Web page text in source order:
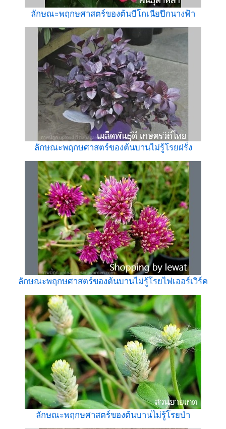
ลักษณะพฤกษศาสตร์ของต้นบีโกเนียปีกนางฟ้า
ลักษณะพฤกษศาสตร์ของต้นบานไม่รู้โรยฝรั่ง
ลักษณะพฤกษศาสตร์ของต้นบานไม่รู้โรยไฟเออร์เวิร์ค
ลักษณะพฤกษศาสตร์ของต้นบานไม่รู้โรยป่า